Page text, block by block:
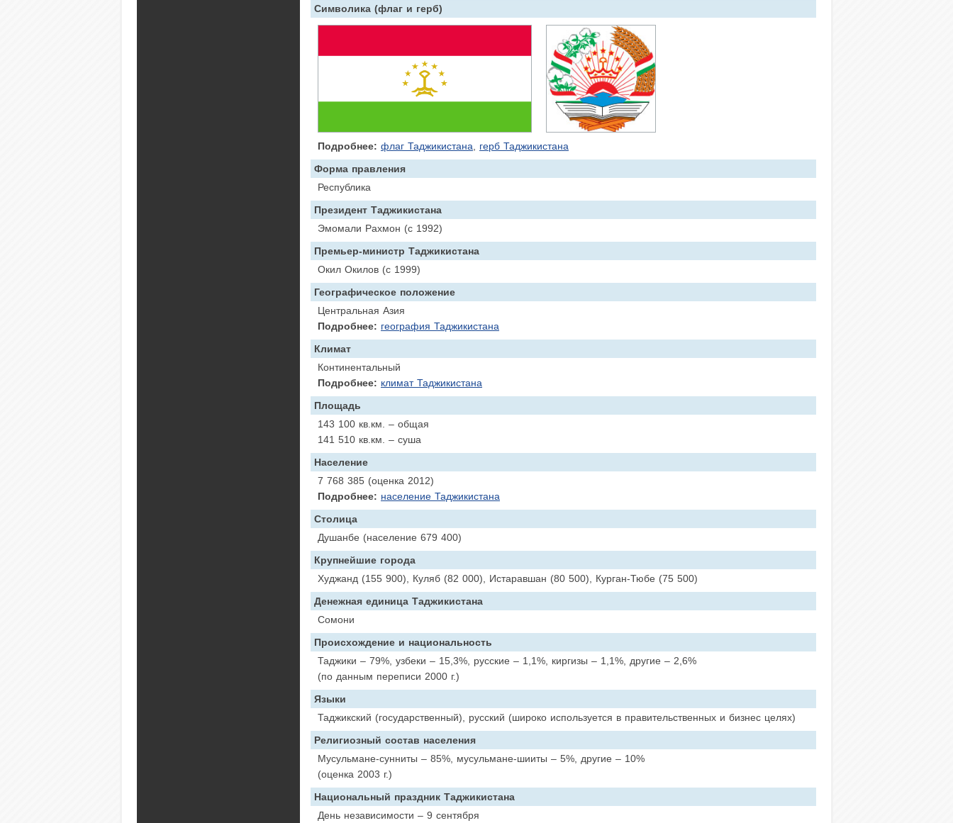
Символика (флаг и герб)
Подробнее: флаг Таджикистана
герб Таджикистана
Форма правления
Республика
Президент Таджикистана
Эмомали Рахмон (с 1992)
Премьер-министр Таджикистана
Окил Окилов (с 1999)
Географическое положение
Центральная Азия
Подробнее: география Таджикистана
Климат
Континентальный
Подробнее: климат Таджикистана
Площадь
143 100 кв.км. – общая
141 510 кв.км. – суша
Население
7 768 385 (оценка 2012)
Подробнее: население Таджикистана
Столица
Душанбе (население 679 400)
Крупнейшие города
Худжанд (155 900), Куляб (82 000), Истаравшан (80 500), Курган-Тюбе (75 500)
Денежная единица Таджикистана
Сомони
Происхождение и национальность
Таджики – 79%, узбеки – 15,3%, русские – 1,1%, киргизы – 1,1%, другие – 2,6%
(по данным переписи 2000 г.)
Языки
Таджикский (государственный), русский (широко используется в правительственных и бизнес целях)
Религиозный состав населения
Мусульмане-сунниты – 85%, мусульмане-шииты – 5%, другие – 10%
(оценка 2003 г.)
Национальный праздник Таджикистана
День независимости – 9 сентября